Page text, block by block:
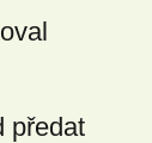
předat